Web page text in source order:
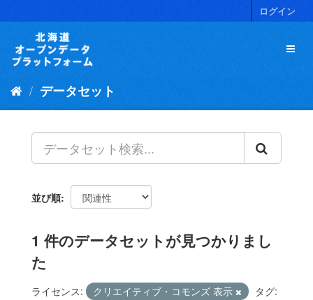
キ
ログイン
データセット
並び順
1 件のデータセットが見つかりまし
た
ライセンス: クリエイティブ・コモンズ 表示
タグ: